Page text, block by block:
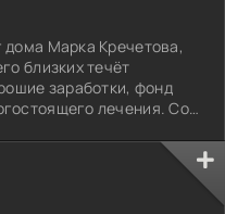
Марка Кречетова,
близких течёт
заработки, фонд
лечения. Со